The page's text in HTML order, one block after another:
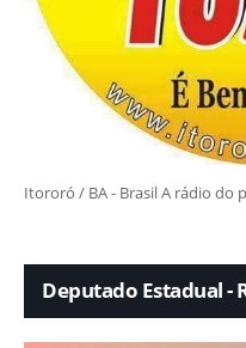
Itororó / BA - Brasil A rádio do
Deputado Estadual -